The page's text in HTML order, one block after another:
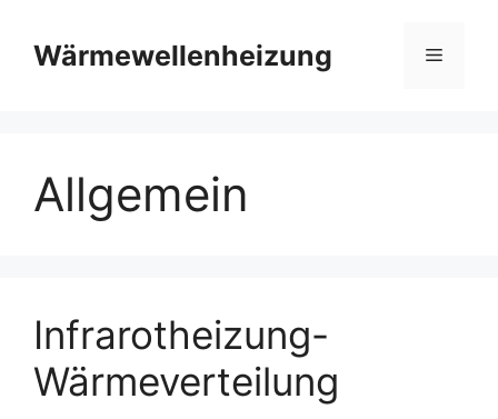
Inhalt
springen
Wärmewellenheizung Menü
Allgemein
Infrarotheizung-
Wärmeverteilung